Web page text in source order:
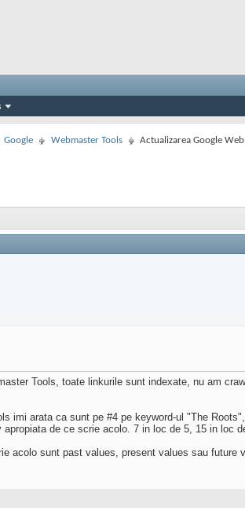
Google Webmaster Tools Actualizarea Google
Tools, toate linkurile sunt indexate, nu am
imi arata ca sunt pe #4 pe keyword-ul "The
de ce scrie acolo. 7 in loc de 5, 15 in loc
acolo sunt past values, present values sau future